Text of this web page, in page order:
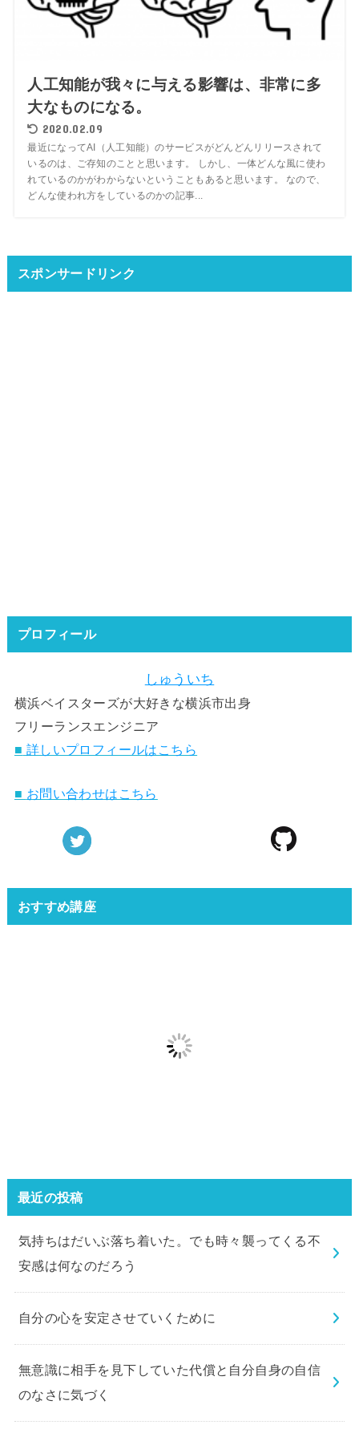
人工知能が我々に与える影響は、非常に多
大なものになる。
2020.02.09
最近になってAI（人工知能）のサービスがどんどんリリースされて
いるのは、ご存知のことと思います。 しかし、一体どんな風に使わ
れているのかがわからないということもあると思います。 なので、
どんな使われ方をしているのかの記事...
スポンサードリンク
プロフィール
しゅういち
横浜ベイスターズが大好きな横浜市出身
フリーランスエンジニア
■ 詳しいプロフィールはこちら
■ お問い合わせはこちら
おすすめ講座
最近の投稿
気持ちはだいぶ落ち着いた。でも時々襲ってくる不
安感は何なのだろう
自分の心を安定させていくために
無意識に相手を見下していた代償と自分自身の自信
のなさに気づく